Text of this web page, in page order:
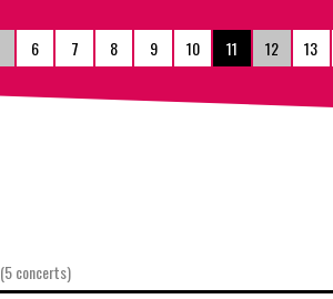
6 7 8 9 10 11 12 13
(5 concerts)